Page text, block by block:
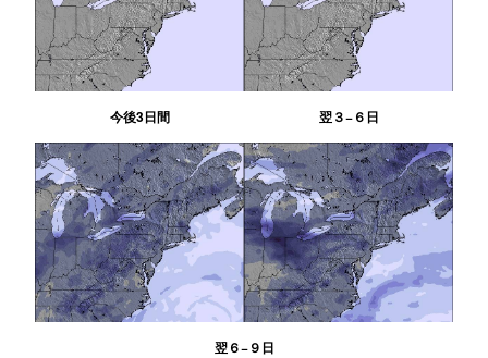
今後3日間 翌３−６日
翌６−９日